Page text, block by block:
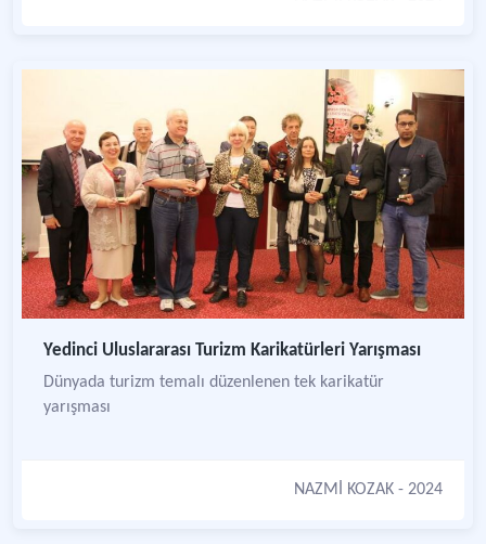
Yedinci Uluslararası Turizm Karikatürleri Yarışması
Dünyada turizm temalı düzenlenen tek karikatür
yarışması
NAZMİ KOZAK - 2024